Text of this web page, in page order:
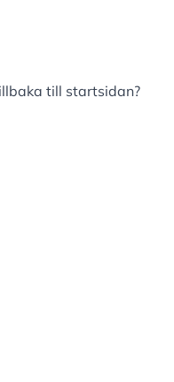
till startsidan?